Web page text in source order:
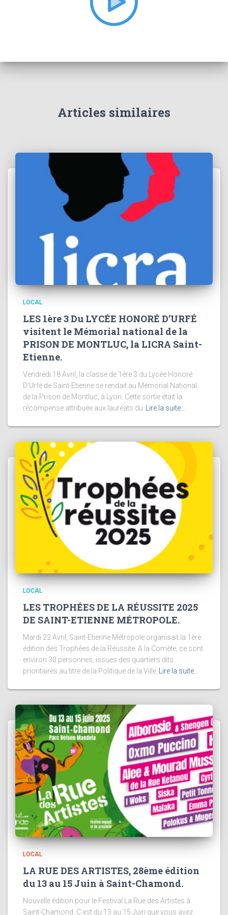
Articles similaires
LOCAL
LES 1ère 3 Du LYCÉE HONORÉ D’URFÉ
visitent le Mémorial national de la
PRISON DE MONTLUC, la LICRA Saint-
Etienne.
Vendredi 18 Avril, la classe de 1ère 3 du Lycée Honoré
D’Urfé de Saint-Etienne se rendait au Mémorial National
de la Prison de Montluc, à Lyon. Cette sortie était la
récompense attribuée aux lauréats du
Lire la suite…
LOCAL
LES TROPHÉES DE LA RÉUSSITE 2025
DE SAINT-ETIENNE MÉTROPOLE.
Mardi 22 Avril, Saint-Etienne Métropole organisait la 1ère
édition des Trophées de la Réussite. A la Comète, ce sont
environ 30 personnes, issues des quartiers dits
prioritaires au titre de la Politique de la Ville Lire la suite…
LOCAL
LA RUE DES ARTISTES, 28ème édition
du 13 au 15 Juin à Saint-Chamond.
Nouvelle édition pour le Festival La Rue des Artistes à
Saint-Chamond. C’est du 13 au 15 Juin que vous avez